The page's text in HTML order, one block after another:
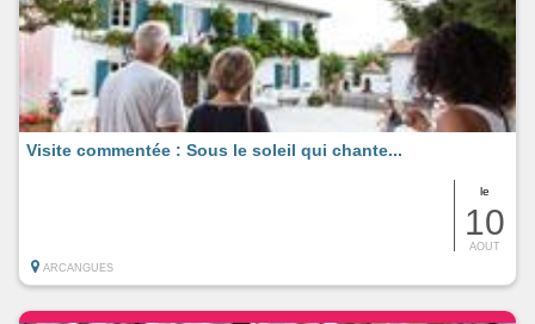
le
10
AOUT
Visite commentée : Sous le soleil qui chante...
ARCANGUES